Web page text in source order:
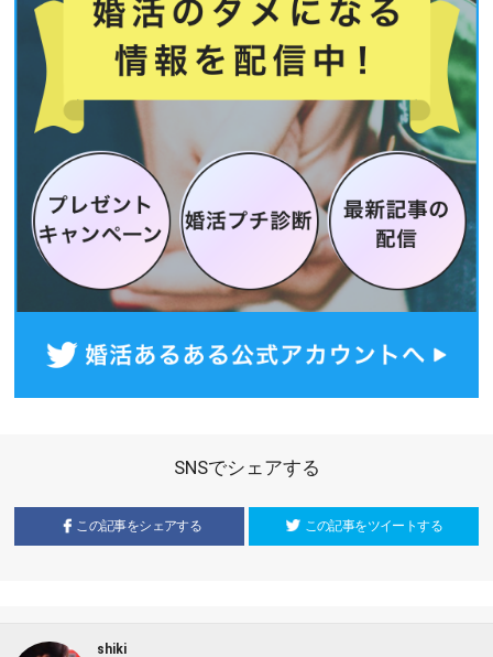
SNSでシェアする
この記事をシェアする この記事をツイートする
shiki